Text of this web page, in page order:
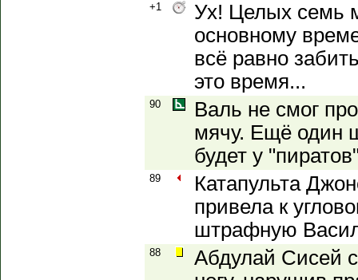
+1
Ух! Целых семь
основному
всё равно
это время...
90
Валь не смог
мячу. Ещё один
будет у
89
Катапульта
привела к
штрафную
88
Абдулай Сисей